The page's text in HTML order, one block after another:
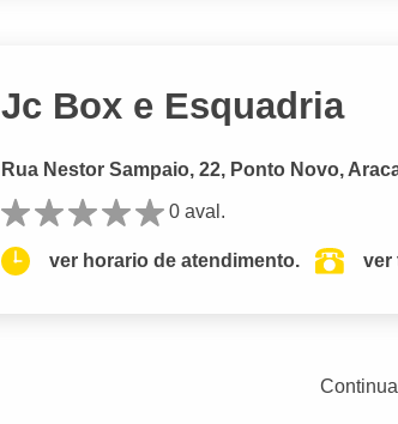
Jc Box e Esquadria
Rua Nestor Sampaio, 22, Ponto Novo,
0 aval.
ver horario de atendimento. ver